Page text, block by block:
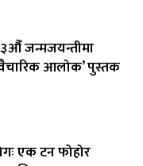
जन्मजयन्तीमा
आलोक’ पुस्तक
एक टन फोहोर